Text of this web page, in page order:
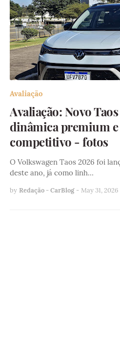
Avaliação
Avaliação: Novo
dinâmica premium
competitivo - fotos
O Volkswagen Taos 2026 foi
deste ano, já como linh…
by Redação - CarBlog - May 31, 2026